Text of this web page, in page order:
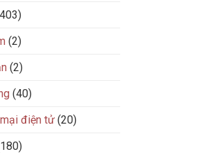
(2)
(2)
(40)
điện tử(20)